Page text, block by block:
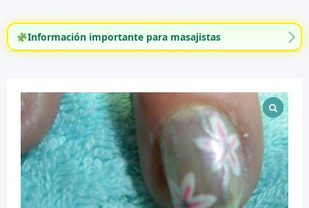
Información importante para masajistas